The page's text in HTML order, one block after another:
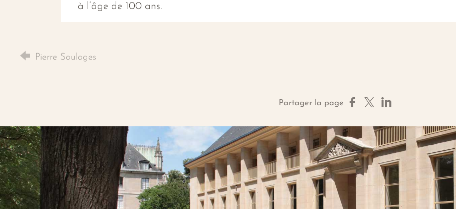
à l’âge de 100 ans.
Pierre Soulages
Partager la page Partager sur Facebook
Partager sur X
Partager sur LinkedIn